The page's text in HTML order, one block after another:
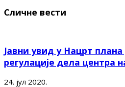
Сличне вести
Јавни увид у Нацрт
регулације дела центра
24. јул 2020.